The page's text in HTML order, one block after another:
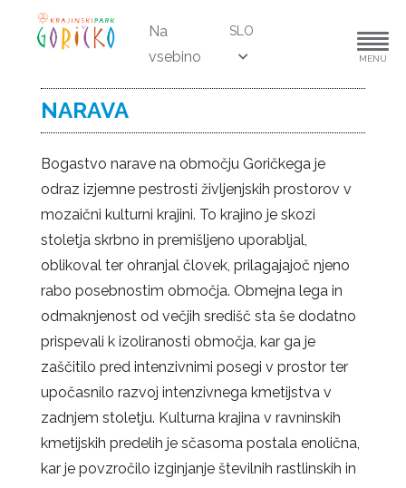
Na
vsebino
SLO
MENU
NARAVA
Bogastvo narave na območju Goričkega je
odraz izjemne pestrosti življenjskih prostorov v
mozaični kulturni krajini. To krajino je skozi
stoletja skrbno in premišljeno uporabljal,
oblikoval ter ohranjal človek, prilagajajoč njeno
rabo posebnostim območja. Obmejna lega in
odmaknjenost od večjih središč sta še dodatno
prispevali k izoliranosti območja, kar ga je
zaščitilo pred intenzivnimi posegi v prostor ter
upočasnilo razvoj intenzivnega kmetijstva v
zadnjem stoletju. Kulturna krajina v ravninskih
kmetijskih predelih je sčasoma postala enolična,
kar je povzročilo izginjanje številnih rastlinskih in